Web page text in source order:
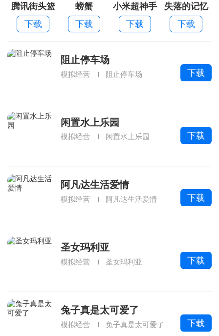
腾讯街头篮
球手游
下载
螃蟹
下载
小米超神手
游最新版本
下载
失落的记忆
下载
阻止停车场
模拟经营 阻止停车场 下载
闲置水上乐园
模拟经营 闲置水上乐园 下载
阿凡达生活爱情
模拟经营 阿凡达生活爱情 下载
圣女玛利亚
模拟经营 圣女玛利亚 下载
兔子真是太可爱了
模拟经营 兔子真是太可爱了 下载